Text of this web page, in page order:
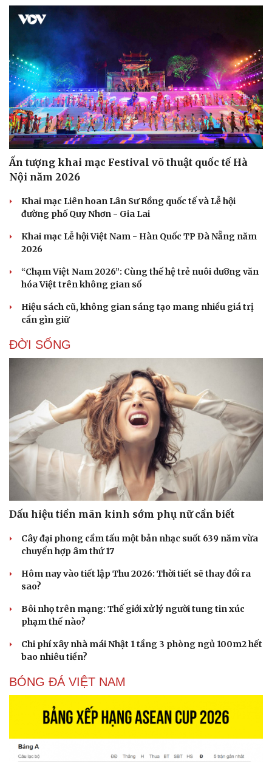
Sức khỏe
Dinh dưỡng - món ngon
Cây thuốc
Nhi khoa
Nam khoa
Phòng mạch online
Ăn sạch sống khỏe
Nhà đẹp
Ấn tượng khai mạc Festival võ thuật quốc tế Hà
Nội năm 2026
Khai mạc Liên hoan Lân Sư Rồng quốc tế và Lễ hội
đường phố Quy Nhơn - Gia Lai
Khai mạc Lễ hội Việt Nam - Hàn Quốc TP Đà Nẵng năm
2026
“Chạm Việt Nam 2026”: Cùng thế hệ trẻ nuôi dưỡng văn
hóa Việt trên không gian số
Hiệu sách cũ, không gian sáng tạo mang nhiều giá trị
cần gìn giữ
ĐỜI SỐNG
Dấu hiệu tiền mãn kinh sớm phụ nữ cần biết
Cây đại phong cầm tấu một bản nhạc suốt 639 năm vừa
chuyển hợp âm thứ 17
Hôm nay vào tiết lập Thu 2026: Thời tiết sẽ thay đổi ra
sao?
Bôi nhọ trên mạng: Thế giới xử lý người tung tin xúc
phạm thế nào?
Chi phí xây nhà mái Nhật 1 tầng 3 phòng ngủ 100m2 hết
bao nhiêu tiền?
BÓNG ĐÁ VIỆT NAM